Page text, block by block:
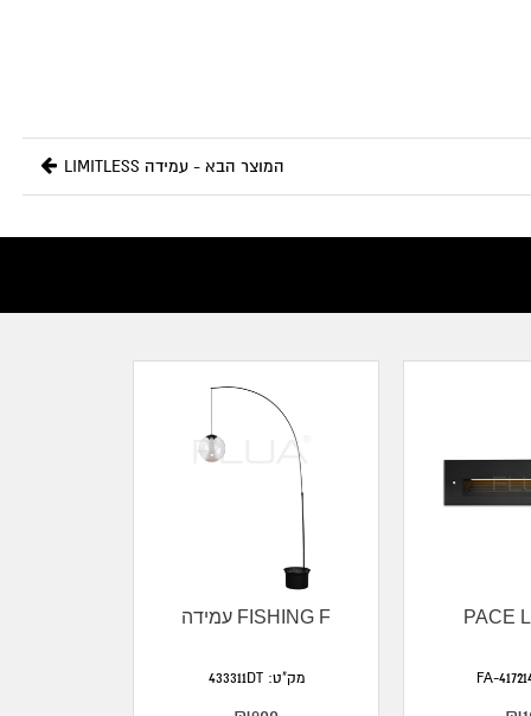
המוצר הבא - עמידה LIMITLESS
עמידה FISHING F
מק"ט: 433311DT
PACE